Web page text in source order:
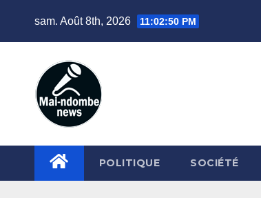
sam. Août 8th, 2026 11:02:51 PM
POLITIQUE SOCIÉTÉ